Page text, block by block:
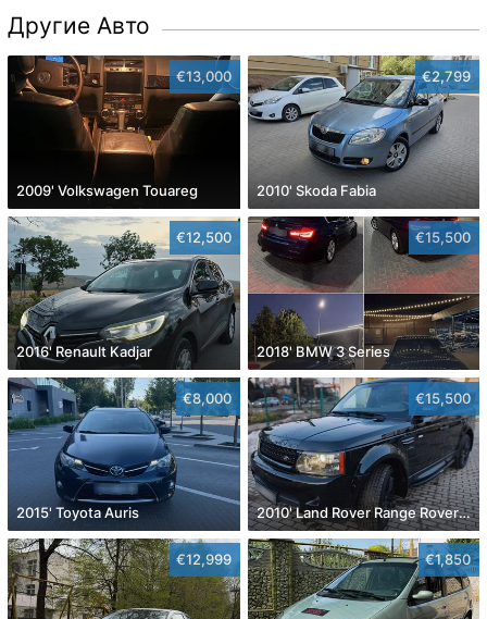
Другие Авто
€13,000
2009' Volkswagen Touareg
€2,799
2010' Skoda Fabia
€12,500
2016' Renault Kadjar
€15,500
2018' BMW 3 Series
€8,000
2015' Toyota Auris
€15,500
2010' Land Rover Range Rover Sport
€12,999 €1,850